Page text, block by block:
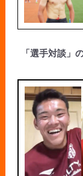
「選手対談」